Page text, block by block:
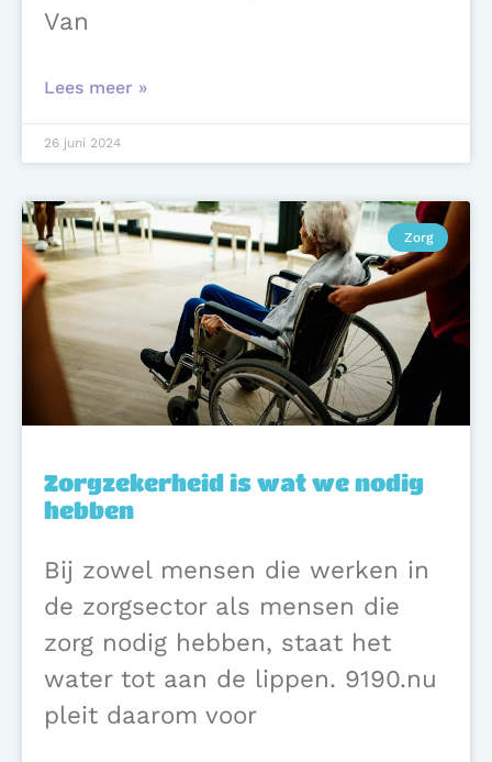
Van
Lees meer »
26 juni 2024
Zorg
Zorgzekerheid is wat we nodig
hebben
Bij zowel mensen die werken in
de zorgsector als mensen die
zorg nodig hebben, staat het
water tot aan de lippen. 9190.nu
pleit daarom voor